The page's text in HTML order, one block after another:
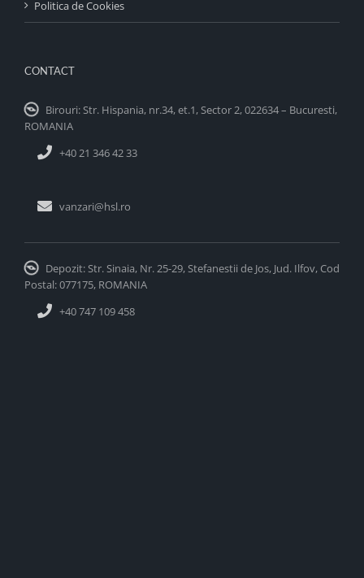
Politica de Cookies
CONTACT
Birouri: Str. Hispania, nr.34, et.1, Sector 2, 022634 – Bucuresti,
ROMANIA
+40 21 346 42 33
vanzari@hsl.ro
Depozit: Str. Sinaia, Nr. 25-29, Stefanestii de Jos, Jud. Ilfov, Cod
Postal: 077175, ROMANIA
+40 747 109 458